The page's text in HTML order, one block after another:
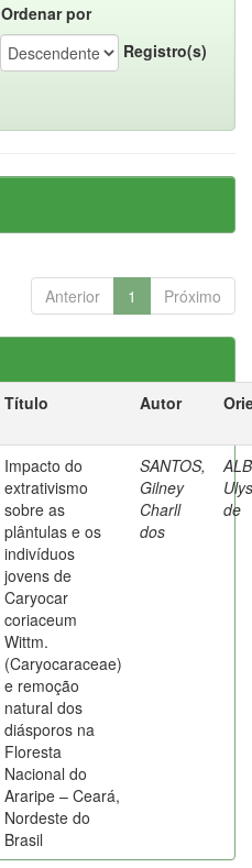
Ordenar por
Registro(s)
Anterior 1 Próximo
Título Autor
Impacto do
extrativismo
sobre as
plântulas e os
indivíduos
jovens de
Caryocar
coriaceum
Wittm.
(Caryocaraceae)
e remoção
natural dos
diásporos na
Floresta
Nacional do
Araripe – Ceará,
Nordeste do
Brasil
SANTOS,
Gilney
Charll
dos
de